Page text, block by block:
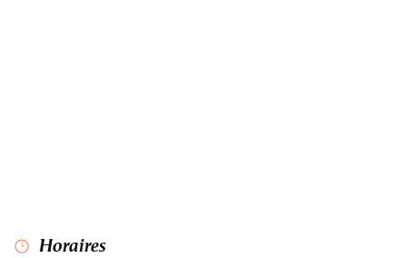
Horaires